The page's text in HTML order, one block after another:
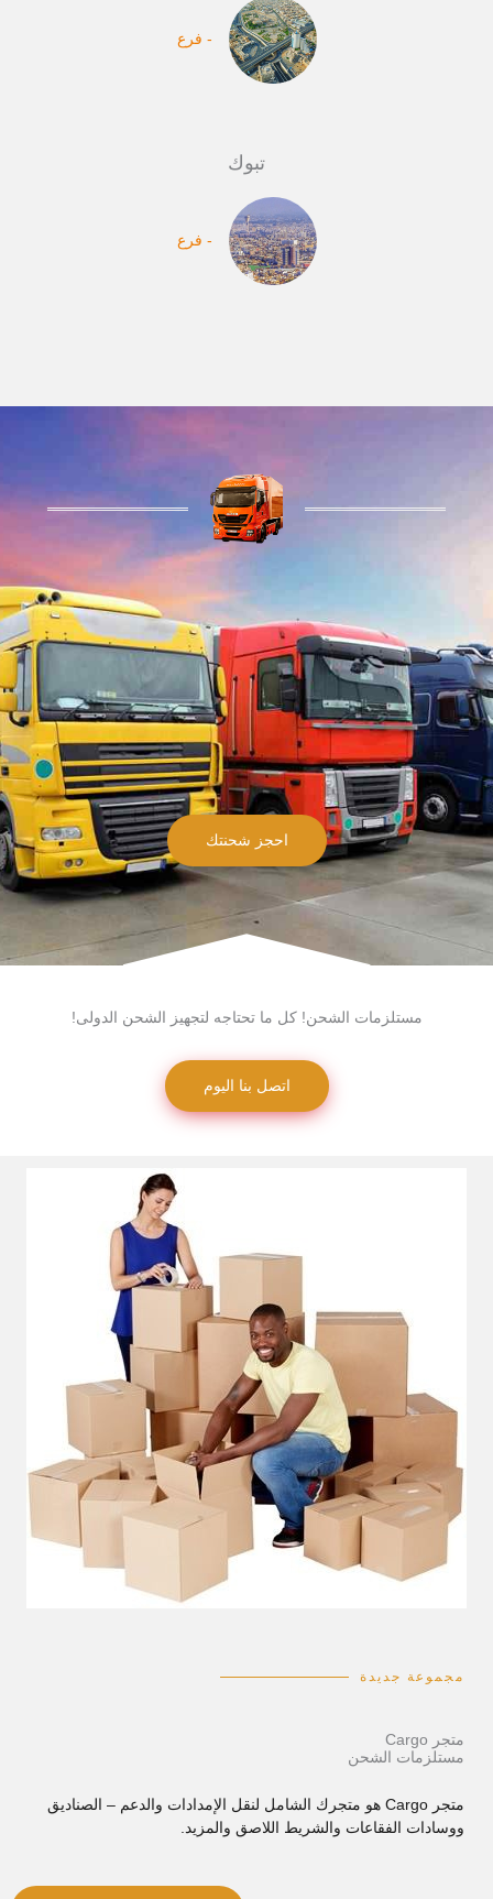
- فرع
تبوك
- فرع
احجز شحنتك
مستلزمات الشحن! كل ما تحتاجه لتجهيز الشحن الدولى!
اتصل بنا اليوم
مجموعة جديدة
متجر Cargo
مستلزمات الشحن
متجر Cargo هو متجرك الشامل لنقل الإمدادات والدعم – الصناديق
ووسادات الفقاعات والشريط اللاصق والمزيد.